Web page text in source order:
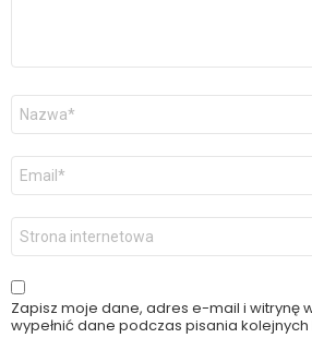
Nazwa
E-
mail
*
Witryna
internetowa
Zapisz moje dane, adres e-mail i witrynę
wypełnić dane podczas pisania